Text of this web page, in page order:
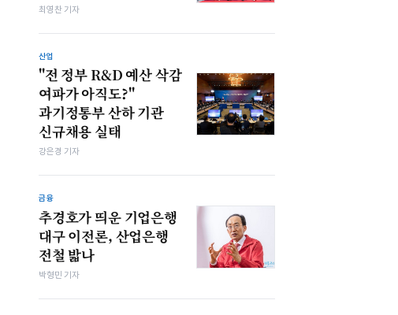
최영찬 기자
산업
"전 정부 R&D 예산 삭감
여파가 아직도?"
과기정통부 산하 기관
신규채용 실태
강은경 기자
금융
추경호가 띄운 기업은행
대구 이전론, 산업은행
전철 밟나
박형민 기자